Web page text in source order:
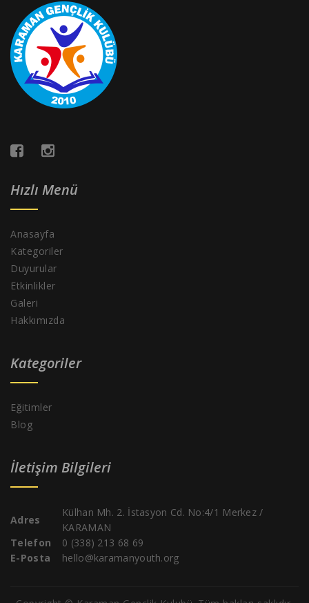
Hızlı Menü
Anasayfa
Kategoriler
Duyurular
Etkinlikler
Galeri
Hakkımızda
Kategoriler
Eğitimler
Blog
İletişim Bilgileri
Adres
Külhan Mh. 2. İstasyon Cd. No:4/1 Merkez /
KARAMAN
Telefon
0 (338) 213 68 69
E-Posta
hello@karamanyouth.org